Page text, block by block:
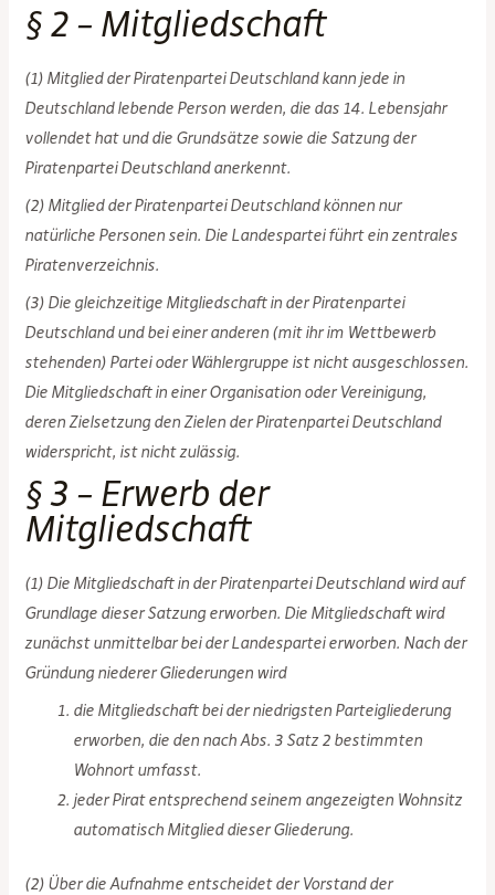
§ 2 – Mitgliedschaft
(1) Mitglied der Piratenpartei Deutschland kann jede in
Deutschland lebende Person werden, die das 14. Lebensjahr
vollendet hat und die Grundsätze sowie die Satzung der
Piratenpartei Deutschland anerkennt.
(2) Mitglied der Piratenpartei Deutschland können nur
natürliche Personen sein. Die Landespartei führt ein zentrales
Piratenverzeichnis.
(3) Die gleichzeitige Mitgliedschaft in der Piratenpartei
Deutschland und bei einer anderen (mit ihr im Wettbewerb
stehenden) Partei oder Wählergruppe ist nicht ausgeschlossen.
Die Mitgliedschaft in einer Organisation oder Vereinigung,
deren Zielsetzung den Zielen der Piratenpartei Deutschland
widerspricht, ist nicht zulässig.
§ 3 – Erwerb der
Mitgliedschaft
(1) Die Mitgliedschaft in der Piratenpartei Deutschland wird auf
Grundlage dieser Satzung erworben. Die Mitgliedschaft wird
zunächst unmittelbar bei der Landespartei erworben. Nach der
Gründung niederer Gliederungen wird
die Mitgliedschaft bei der niedrigsten Parteigliederung
erworben, die den nach Abs. 3 Satz 2 bestimmten
Wohnort umfasst.
jeder Pirat entsprechend seinem angezeigten Wohnsitz
automatisch Mitglied dieser Gliederung.
(2) Über die Aufnahme entscheidet der Vorstand der